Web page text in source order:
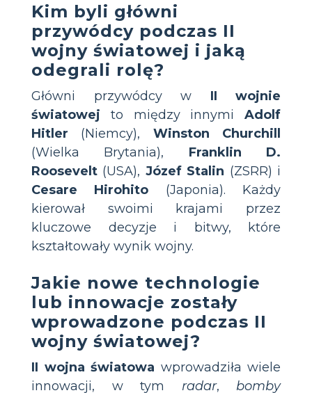
Kim byli główni
przywódcy podczas II
wojny światowej i jaką
odegrali rolę?
Główni przywódcy w II wojnie
światowej to między innymi Adolf
Hitler (Niemcy), Winston Churchill
(Wielka Brytania), Franklin D.
Roosevelt (USA), Józef Stalin (ZSRR) i
Cesare Hirohito (Japonia). Każdy
kierował swoimi krajami przez
kluczowe decyzje i bitwy, które
kształtowały wynik wojny.
Jakie nowe technologie
lub innowacje zostały
wprowadzone podczas II
wojny światowej?
II wojna światowa wprowadziła wiele
innowacji, w tym radar, bomby